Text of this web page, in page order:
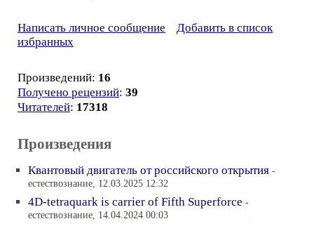
Написать личное сообщение
Добавить в список
избранных
Произведений: 16
Получено рецензий: 39
Читателей: 17318
Произведения
Квантовый двигатель от российского открытия -
естествознание, 12.03.2025 12:32
4D-tetraquark is carrier of Fifth Superforce -
естествознание, 14.04.2024 00:03